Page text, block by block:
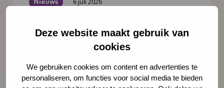
Deze website maakt gebruik van
cookies
We gebruiken cookies om content en advertenties te
personaliseren, om functies voor social media te bieden
‘Je voelt dat er iets niet klopt’
gezinnen die geholpen zijn door Integrale
Vroeghulp. En gingen we in gesprek met